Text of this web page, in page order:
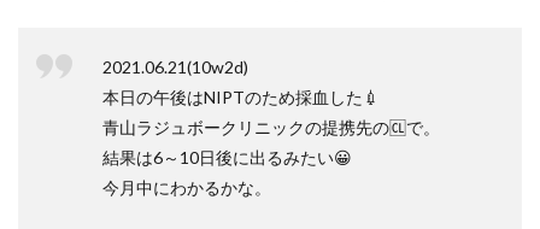
2021.06.21(10w2d)
本日の午後はNIPTのため採血した💉
青山ラジュボークリニックの提携先の🆑で。
結果は6～10日後に出るみたい😀
今月中にわかるかな。